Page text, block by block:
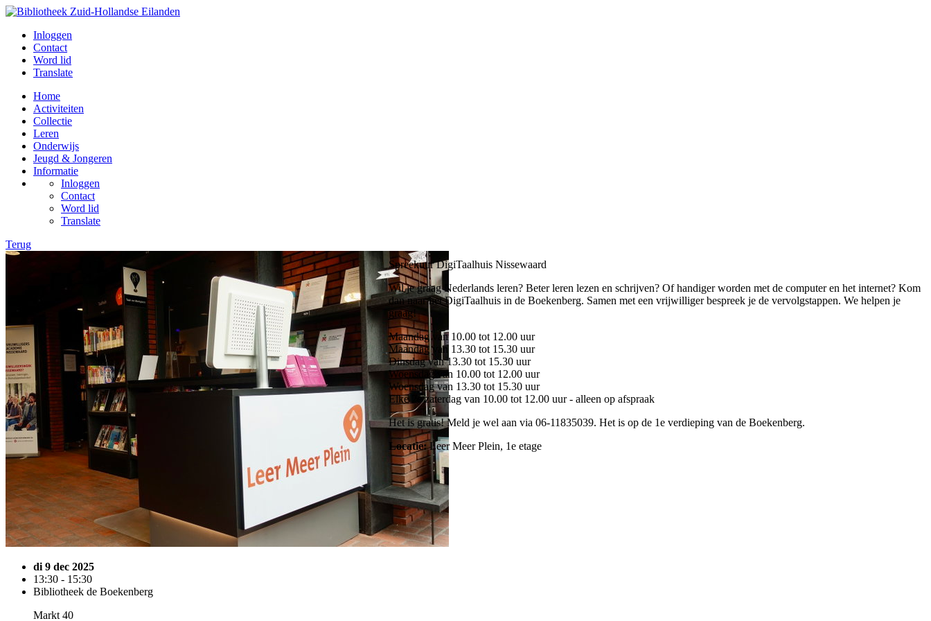
Inloggen
Contact
Word lid
Translate
Home
Activiteiten
Collectie
Leren
Onderwijs
Jeugd & Jongeren
Informatie
Inloggen
Contact
Word lid
Translate
Terug
di 9 dec 2025
13:30 - 15:30
Bibliotheek de Boekenberg
Markt 40
Spreekuur DigiTaalhuis Nissewaard
Wil je graag Nederlands leren? Beter leren lezen en schrijven? Of handiger worden met de computer en het internet? Kom
dan naar het DigiTaalhuis in de Boekenberg. Samen met een vrijwilliger bespreek je de vervolgstappen. We helpen je
graag!
Maandag van 10.00 tot 12.00 uur
Maandag van 13.30 tot 15.30 uur
Dinsdag van 13.30 tot 15.30 uur
Woensdag van 10.00 tot 12.00 uur
Woensdag van 13.30 tot 15.30 uur
Elke 2e zaterdag van 10.00 tot 12.00 uur - alleen op afspraak
Het is gratis! Meld je wel aan via 06-11835039. Het is op de 1e verdieping van de Boekenberg.
Locatie:Leer Meer Plein, 1e etage